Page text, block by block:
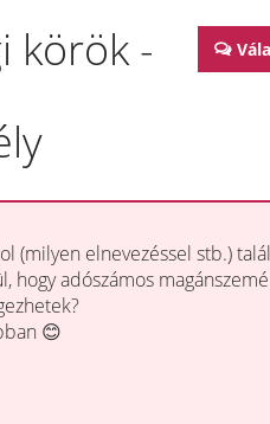
körök -
(milyen elnevezéssel stb.)
hogy adószámos
😊